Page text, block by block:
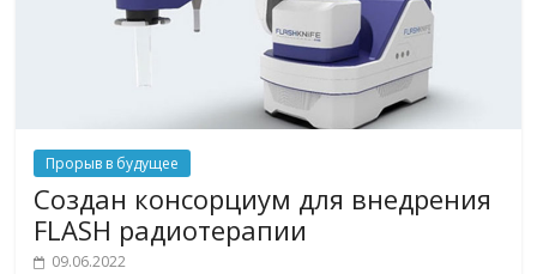
Прорыв в будущее
Создан консорциум для внедрения
FLASH радиотерапии
09.06.2022